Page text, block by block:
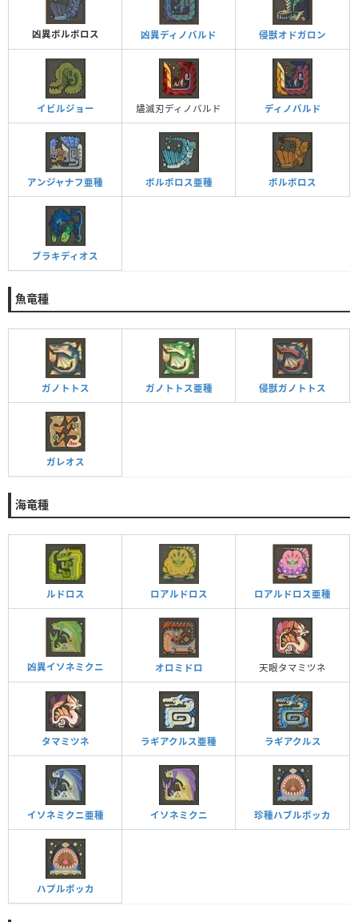
凶異ボルボロス 凶異ディノバルド 侵獣オドガロン
イビルジョー 燼滅刃ディノバルド ディノバルド
アンジャナフ亜種 ボルボロス亜種 ボルボロス
ブラキディオス
魚竜種
ガノトトス ガノトトス亜種 侵獣ガノトトス
ガレオス
海竜種
ルドロス ロアルドロス ロアルドロス亜種
凶異イソネミクニ オロミドロ 天眼タマミツネ
タマミツネ ラギアクルス亜種 ラギアクルス
イソネミクニ亜種 イソネミクニ 珍種ハブルボッカ
ハプルボッカ